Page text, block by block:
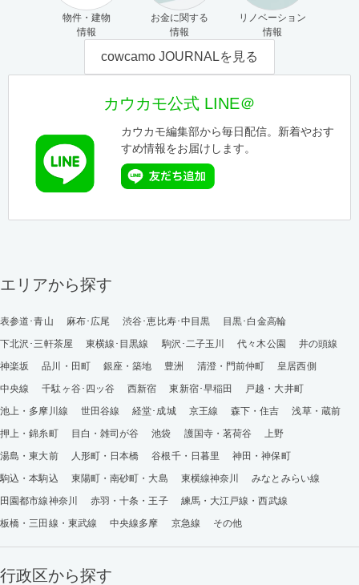
物件・建物
情報
お金に関する
情報
リノベーション
情報
cowcamo JOURNALを見る
カウカモ公式 LINE＠
カウカモ編集部から毎日配信。新着やおす
すめ情報をお届けします。
エリアから探す
表参道･青山 麻布･広尾 渋谷･恵比寿･中目黒
目黒･白金高輪
下北沢･三軒茶屋
東横線･目黒線 駒沢･二子玉川 代々木公園
井の頭線
神楽坂
品川・田町 銀座・築地 豊洲 清澄・門前仲町
皇居西側
中央線
千駄ヶ谷･四ッ谷 西新宿 東新宿･早稲田
戸越・大井町
池上・多摩川線
世田谷線 経堂･成城 京王線 森下・住吉
浅草・蔵前
押上・錦糸町
目白・雑司が谷 池袋 護国寺・茗荷谷
上野
湯島・東大前
人形町・日本橋 谷根千・日暮里
神田・神保町
駒込・本駒込
東陽町・南砂町・大島 東横線神奈川
みなとみらい線
田園都市線神奈川
赤羽・十条・王子
練馬・大江戸線・西武線
板橋・三田線・東武線
中央線多摩 京急線 その他
行政区から探す